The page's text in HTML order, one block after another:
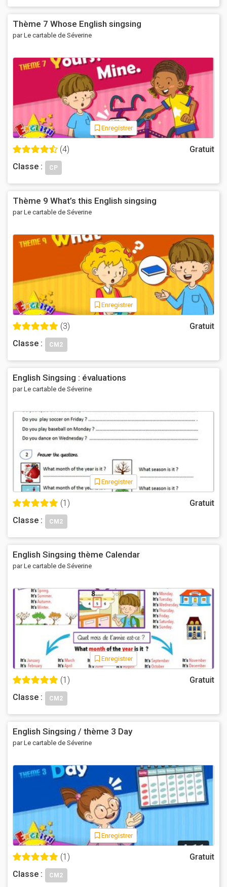
Thème 7 Whose English singsing
par Le cartable de Séverine
Enregistrer
(4)
Gratuit
Classe :
CP
Thème 9 What’s this English singsing
par Le cartable de Séverine
Enregistrer
(3)
Gratuit
Classe :
CM2
English Singsing : évaluations
par Le cartable de Séverine
Enregistrer
(1)
Gratuit
Classe :
CM2
English Singsing thème Calendar
par Le cartable de Séverine
Enregistrer
(1)
Gratuit
Classe :
CM2
English Singsing / thème 3 Day
par Le cartable de Séverine
Enregistrer
(1)
Gratuit
Classe :
CM2